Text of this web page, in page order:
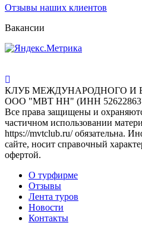
Отзывы наших клиентов
Вакансии
КЛУБ МЕЖДУНАРОДНОГО И
ООО "МВТ НН" (ИНН
Все права защищены и
частичном использовании
https://mvtclub.ru/ обязательна.
сайте, носит справочный
офертой.
О турфирме
Отзывы
Лента туров
Новости
Контакты